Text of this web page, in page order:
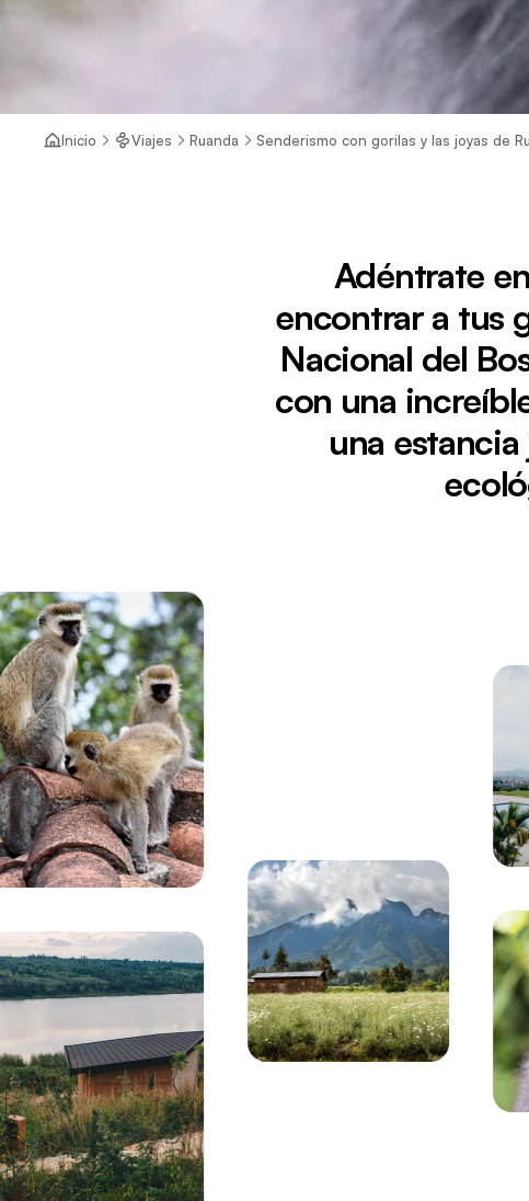
Viendo actualmente:
Primer plano de un gorila de montaña con ojos ámbar
Inicio Viajes Ruanda Senderismo con gorilas y las joyas de
Adéntrate
encontrar a tus
Nacional del
con una
una